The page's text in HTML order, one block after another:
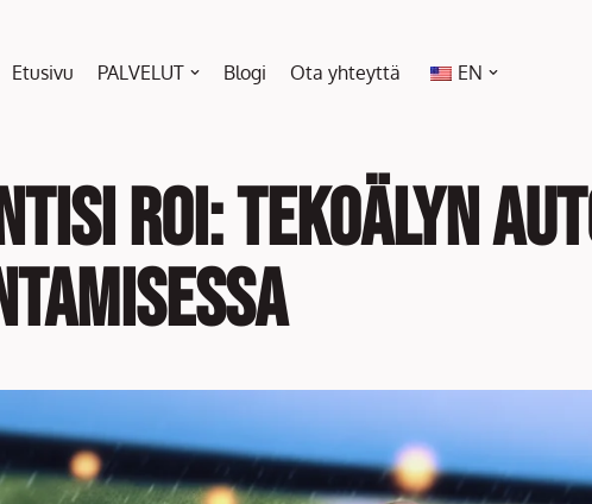
Etusivu PALVELUT Blogi Ota yhteyttä EN
ROI: tekoälyn